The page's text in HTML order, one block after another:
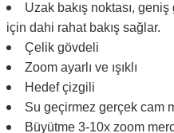
Uzak bakış noktası,
için dahi rahat bakış sağlar.
Çelik gövdeli
Zoom ayarlı ve ışıklı
Hedef çizgili
Su geçirmez gerçek cam
Büyütme 3-10x zoom